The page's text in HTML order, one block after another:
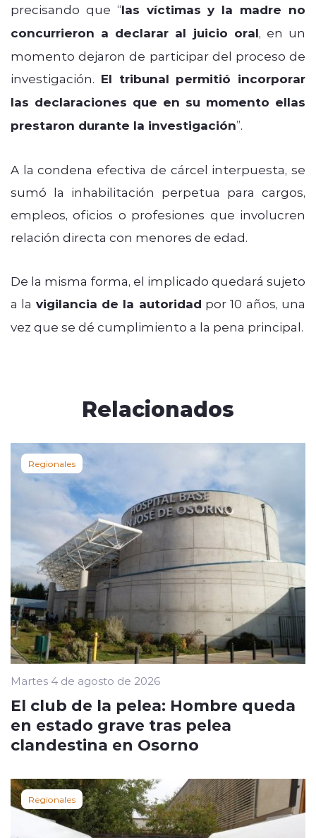
precisando que “las víctimas y la madre no
concurrieron a declarar al juicio oral, en un
momento dejaron de participar del proceso de
investigación. El tribunal permitió incorporar
las declaraciones que en su momento ellas
prestaron durante la investigación”.
A la condena efectiva de cárcel interpuesta, se
sumó la inhabilitación perpetua para cargos,
empleos, oficios o profesiones que involucren
relación directa con menores de edad.
De la misma forma, el implicado quedará sujeto
a la vigilancia de la autoridad por 10 años, una
vez que se dé cumplimiento a la pena principal.
Relacionados
Regionales
Martes 4 de agosto de 2026
El club de la pelea: Hombre queda
en estado grave tras pelea
clandestina en Osorno
Regionales